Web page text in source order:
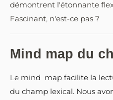
démontrent l'étonnante
Fascinant, n'est-ce pas ?
Mind map du
Le mind map facilite la
du champ lexical. Nous